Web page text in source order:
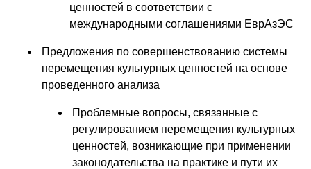
ценностей в соответствии с
международными соглашениями ЕврАзЭС
Предложения по совершенствованию системы
перемещения культурных ценностей на основе
проведенного анализа
Проблемные вопросы, связанные с
регулированием перемещения культурных
ценностей, возникающие при применении
законодательства на практике и пути их